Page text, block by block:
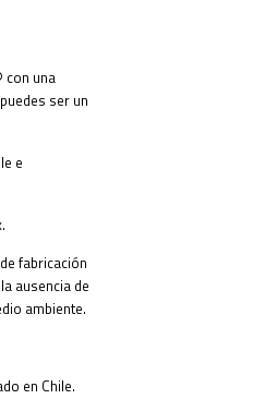
con una
ser un
e
fabricación
ausencia de
ambiente.
en Chile.